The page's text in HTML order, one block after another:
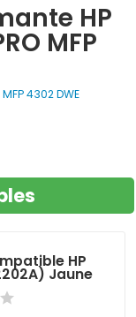
HP
MFP
MFP 4302 DWE
HP
Jaune